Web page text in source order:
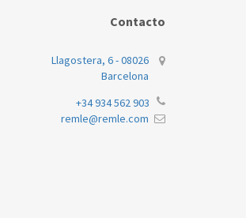
Contacto
Llagostera, 6 - 08026
Barcelona
+34 934 562 903
remle@remle.com